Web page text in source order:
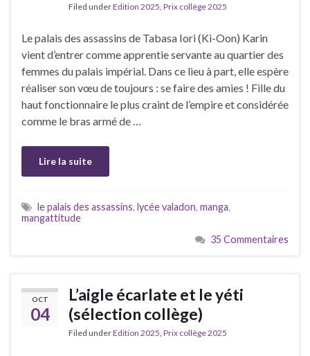
Filed underEdition 2025 Prix collège 2025
Le palais des assassins de Tabasa Iori (Ki-Oon) Karin
vient d’entrer comme apprentie servante au quartier des
femmes du palais impérial. Dans ce lieu à part, elle espère
réaliser son vœu de toujours : se faire des amies ! Fille du
haut fonctionnaire le plus craint de l’empire et considérée
comme le bras armé de …
Lire la suite
le palais des assassins, lycée valadon, manga,
mangattitude
35 Commentaires
OCT
04
L’aigle écarlate et le yéti
(sélection collège)
Filed underEdition 2025 Prix collège 2025